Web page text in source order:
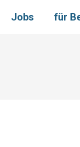
Jobs für